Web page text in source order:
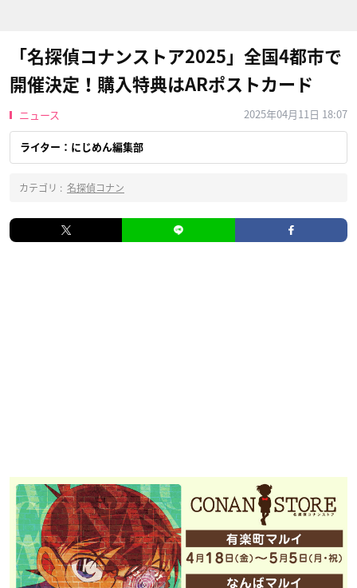
「名探偵コナンストア2025」全国4都市で
開催決定！購入特典はARポストカード
ニュース 2025年04月11日 18:07
ライター：にじめん編集部
カテゴリ : 名探偵コナン